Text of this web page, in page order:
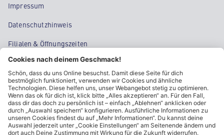
Impressum
Datenschutzhinweis
Filialen & Öffnungszeiten
Kontakt
Cookie-Einstellungen
Kundeninformationen